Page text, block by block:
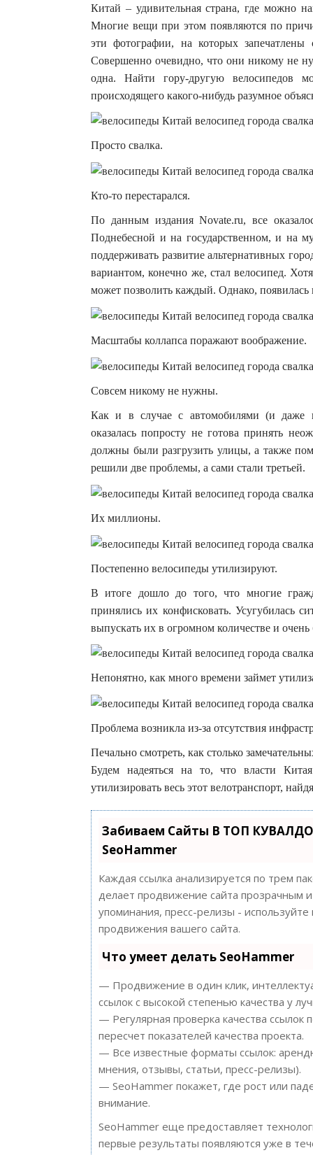
Китай – удивительная страна, где можно
Многие вещи при этом появляются по
эти фотографии, на которых
Совершенно очевидно, что они никому не
одна. Найти гору-другую
происходящего какого-нибудь разумное
Просто свалка.
Кто-то перестарался.
По данным издания Novate.ru, все
Поднебесной и на государственном, и на
поддерживать развитие альтернативных
вариантом, конечно же, стал велосипед.
может позволить каждый. Однако,
Масштабы коллапса поражают воображение.
Совсем никому не нужны.
Как и в случае с автомобилями (и даже
оказалась попросту не готова принять
должны были разгрузить улицы, а также
решили две проблемы, а сами стали третьей.
Их миллионы.
Постепенно велосипеды утилизируют.
В итоге дошло до того, что многие
принялись их конфисковать. Усугубилась
выпускать их в огромном количестве и
Непонятно, как много времени займет
Проблема возникла из-за отсутствия
Печально смотреть, как столько
Будем надеяться на то, что власти
утилизировать весь этот велотранспорт,
Забиваем Сайты В ТОП
SeoHammer
Каждая ссылка анализируется по трем
делает продвижение сайта прозрачным
упоминания, пресс-релизы -
продвижения вашего сайта.
Что умеет делать SeoHammer
— Продвижение в один клик,
ссылок с высокой степенью качества у
— Регулярная проверка качества
пересчет показателей качества проекта.
— Все известные форматы ссылок:
мнения, отзывы, статьи, пресс-релизы).
— SeoHammer покажет, где рост или
внимание.
SeoHammer еще предоставляет
первые результаты появляются уже в